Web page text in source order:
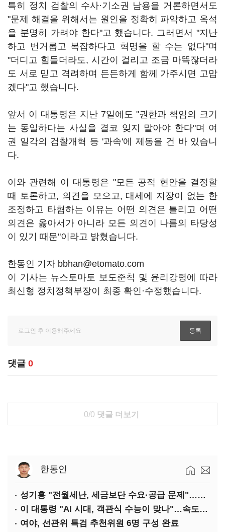
특히 정치 검찰의 수사·기소권 남용을 거론하면서도
"문제 해결을 위해서는 원인을 정확히 파악하고 옥석
을 분명히 가려야 한다"고 했습니다. 그러면서 "지난
하고 번거롭고 복잡하다고 혁명을 할 수는 없다"며
"더디고 힘들더라도, 시간이 걸리고 조금 마뜩잖더라
도 서로 믿고 격려하며 든든하게 함께 가주시면 고맙
겠다"고 했습니다.
앞서 이 대통령은 지난 7일에도 "권한과 책임의 크기
는 동일하다는 사실을 결코 잊지 말아야 한다"며 여
권 일각의 검찰개혁 등 '과속'에 제동을 건 바 있습니
다.
이와 관련해 이 대통령은 "모든 공적 현안을 결정할
때 토론하고, 의견을 모으고, 대세에 지장이 없는 한
조정하고 타협하는 이유는 어떤 의견은 틀리고 어떤
의견은 옳아서가 아니라 모든 의견이 나름의 타당성
이 있기 때문"이라고 밝혔습니다.
한동인 기자 bbhan@etomato.com
이 기사는 뉴스토마토 보도준칙 및 윤리강령에 따라
최신형 정치정책부장이 최종 확인·수정했습니다.
댓글 0
0/0 댓글 더보기
한동인
성기홍 "전월세난, 세금보단 수요·공급 문제"…닥공 시사
이 대통령 "AI 시대, 객관식 수능이 맞나"…속도전 '경계'
여야, 선관위 특검 추천위원 6명 구성 완료